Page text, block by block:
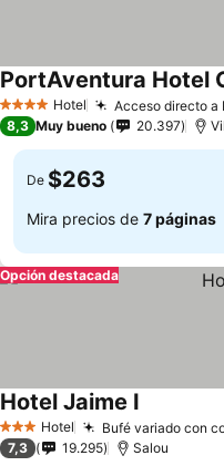
4 EstrellasHotel Acceso directo a
PortAventura Hotel
8,3 Muy bueno 20.397
De $263
Mira precios de 7 páginas
Opción destacada
3 Estrellas
Hotel Bufé variado con
Hotel Jaime I
7,3 19.295 Salou